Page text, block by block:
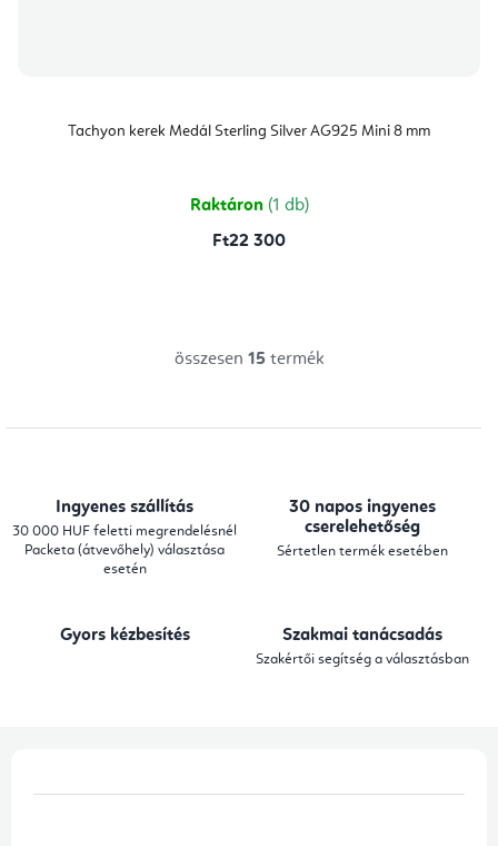
Tachyon kerek Medál Sterling Silver AG925 Mini 8 mm
Raktáron (1 db)
Ft22 300
s
y
összesen 15 termék
Ingyenes szállítás
30 000 HUF feletti megrendelésnél
Packeta (átvevőhely) választása
esetén
30 napos ingyenes
cserelehetőség
Sértetlen termék esetében
Gyors kézbesítés Szakmai tanácsadás
Szakértői segítség a választásban